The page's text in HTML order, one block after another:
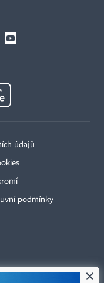
údajů
podmínky
×